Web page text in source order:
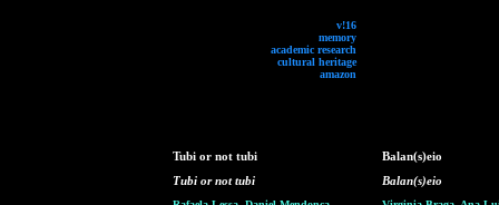
v!16
memory
academic research
cultural heritage
amazon
Tubi or not tubi
Tubi or not tubi
Balan(s)eio
Balan(s)eio